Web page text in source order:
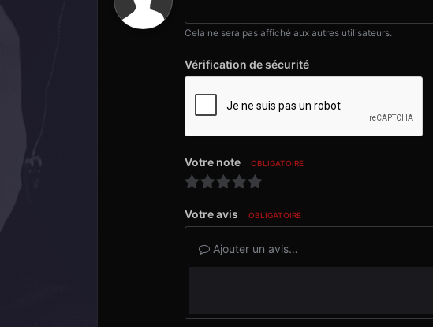
Cela ne sera pas affiché aux autres utilisateurs.
Vérification de sécurité
Votre note OBLIGATOIRE
Votre avis OBLIGATOIRE
Ajouter un avis…